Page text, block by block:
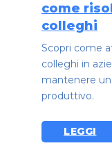
come
colleghi
Scopri come
colleghi in
mantenere
produttivo.
LEGGI